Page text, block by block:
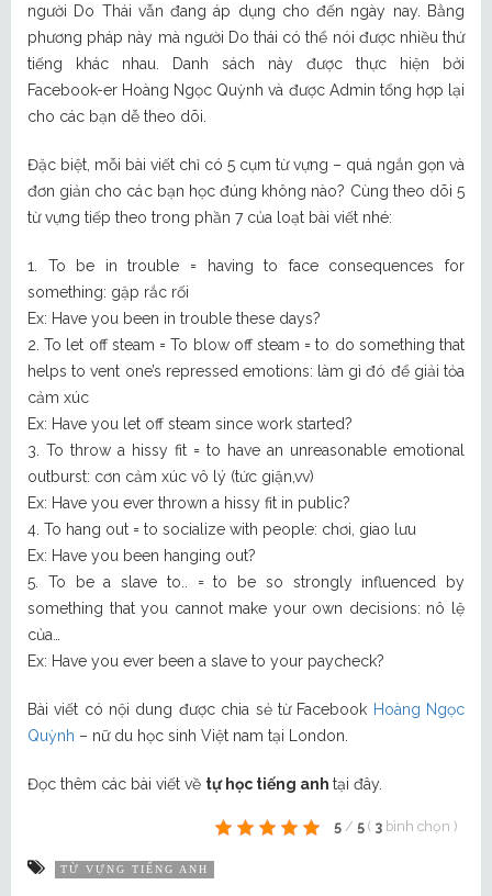
người Do Thái vẫn đang áp dụng cho đến ngày nay. Bằng
phương pháp này mà người Do thái có thể nói được nhiều thứ
tiếng khác nhau. Danh sách này được thực hiện bởi
Facebook-er Hoàng Ngọc Quỳnh và được Admin tổng hợp lại
cho các bạn dễ theo dõi.
Đặc biệt, mỗi bài viết chỉ có 5 cụm từ vựng – quá ngắn gọn và
đơn giản cho các bạn học đúng không nào? Cùng theo dõi 5
từ vựng tiếp theo trong phần 7 của loạt bài viết nhé:
1. To be in trouble = having to face consequences for
something: gặp rắc rối
Ex: Have you been in trouble these days?
2. To let off steam = To blow off steam = to do something that
helps to vent one’s repressed emotions: làm gì đó để giải tỏa
cảm xúc
Ex: Have you let off steam since work started?
3. To throw a hissy fit = to have an unreasonable emotional
outburst: cơn cảm xúc vô lý (tức giận,vv)
Ex: Have you ever thrown a hissy fit in public?
4. To hang out = to socialize with people: chơi, giao lưu
Ex: Have you been hanging out?
5. To be a slave to.. = to be so strongly influenced by
something that you cannot make your own decisions: nô lệ
của…
Ex: Have you ever been a slave to your paycheck?
Bài viết có nội dung được chia sẻ từ Facebook Hoàng Ngọc
Quỳnh – nữ du học sinh Việt nam tại London.
Đọc thêm các bài viết về tự học tiếng anh tại đây.
5 / 5 ( 3 bình chọn )
TỪ VỰNG TIẾNG ANH